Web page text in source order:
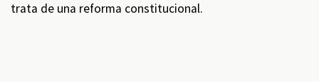
trata de una reforma constitucional.